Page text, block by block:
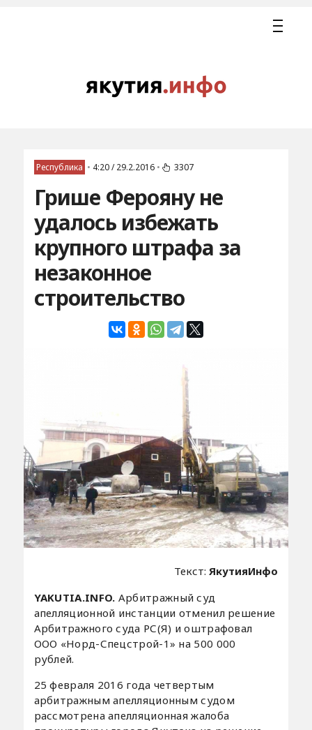
Республика • 4:20 / 29.2.2016 • 3307
Грише Ферояну не
удалось избежать
крупного штрафа за
незаконное
строительство
Текст: ЯкутияИнфо
YAKUTIA.INFO. Арбитражный суд
апелляционной инстанции отменил решение
Арбитражного суда РС(Я) и оштрафовал
ООО «Норд-Спецстрой-1» на 500 000
рублей.
25 февраля 2016 года четвертым
арбитражным апелляционным судом
рассмотрена апелляционная жалоба